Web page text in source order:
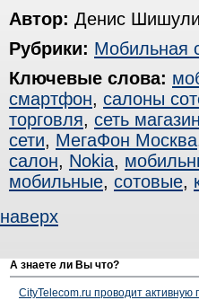
Автор: Денис
Рубрики: Мобильная
Ключевые слова:
смартфон, салоны
торговля, сеть
сети, МегаФон Москва
салон, Nokia,
мобильные, сотовые,
наверх
А знаете ли Вы что?
CityTelecom.ru проводит активную